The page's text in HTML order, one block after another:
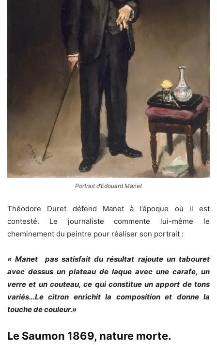
Portrait d’Edouard Manet
Théodore Duret défend Manet à l’époque où il est
contesté. Le journaliste commente lui-même le
cheminement du peintre pour réaliser son portrait :
« Manet pas satisfait du résultat rajoute un tabouret
avec dessus un plateau de laque avec une carafe, un
verre et un couteau, ce qui constitue un apport de tons
variés…Le citron enrichit la composition et donne la
touche de couleur.»
Le Saumon 1869, nature morte.